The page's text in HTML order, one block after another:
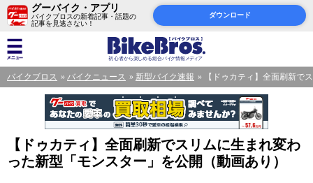
グーバイク・アプリ
バイクブロスの新着記事・話題の
記事を見逃さない！
ダウンロード
バイクブロス バイクニュース 新型バイク速報 【ドゥカティ】全面刷新で
【ドゥカティ】全面刷新でスリムに生まれ変わ
った新型「モンスター」を公開（動画あり）